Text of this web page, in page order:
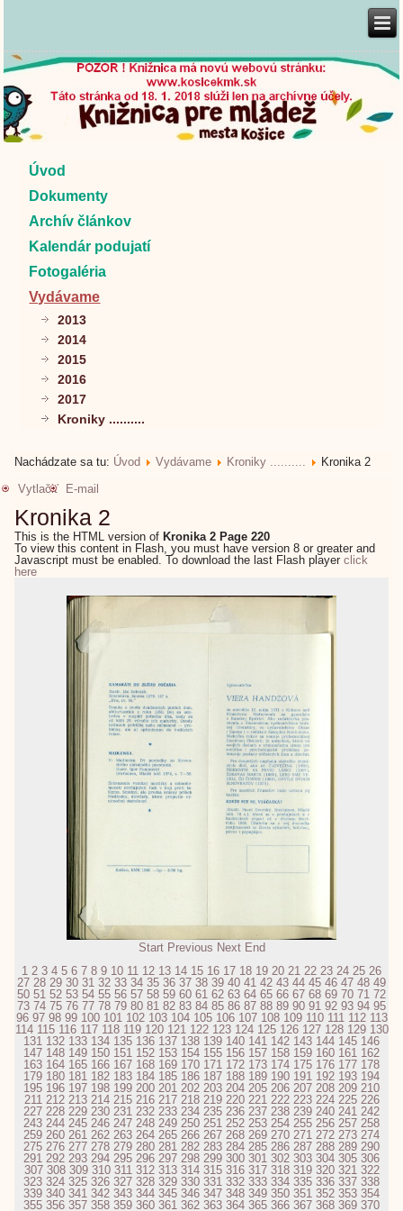
Úvod
Dokumenty
Archív článkov
Kalendár podujatí
Fotogaléria
Vydávame
2013
2014
2015
2016
2017
Kroniky ..........
Nachádzate sa tu: Úvod Vydávame Kroniky ..........
Kronika 2
Vytlačiť
E-mail
Kronika 2
This is the HTML version of Kronika 2 Page 220
To view this content in Flash, you must have version 8 or greater and
Javascript must be enabled. To download the last Flash playerclick
here
Start Previous Next End
1 2 3 4 5 6 7 8 9 10 11 12 13 14 15 16 17 18 19 20 21 22 23 24 25 26
27 28 29 30 31 32 33 34 35 36 37 38 39 40 41 42 43 44 45 46 47 48 49
50 51 52 53 54 55 56 57 58 59 60 61 62 63 64 65 66 67 68 69 70 71 72
73 74 75 76 77 78 79 80 81 82 83 84 85 86 87 88 89 90 91 92 93 94 95
96 97 98 99 100 101 102 103 104 105 106 107 108 109 110 111 112 113
114 115 116 117 118 119 120 121 122 123 124 125 126 127 128 129 130
131 132 133 134 135 136 137 138 139 140 141 142 143 144 145 146
147 148 149 150 151 152 153 154 155 156 157 158 159 160 161 162
163 164 165 166 167 168 169 170 171 172 173 174 175 176 177 178
179 180 181 182 183 184 185 186 187 188 189 190 191 192 193 194
195 196 197 198 199 200 201 202 203 204 205 206 207 208 209 210
211 212 213 214 215 216 217 218 219 220 221 222 223 224 225 226
227 228 229 230 231 232 233 234 235 236 237 238 239 240 241 242
243 244 245 246 247 248 249 250 251 252 253 254 255 256 257 258
259 260 261 262 263 264 265 266 267 268 269 270 271 272 273 274
275 276 277 278 279 280 281 282 283 284 285 286 287 288 289 290
291 292 293 294 295 296 297 298 299 300 301 302 303 304 305 306
307 308 309 310 311 312 313 314 315 316 317 318 319 320 321 322
323 324 325 326 327 328 329 330 331 332 333 334 335 336 337 338
339 340 341 342 343 344 345 346 347 348 349 350 351 352 353 354
355 356 357 358 359 360 361 362 363 364 365 366 367 368 369 370